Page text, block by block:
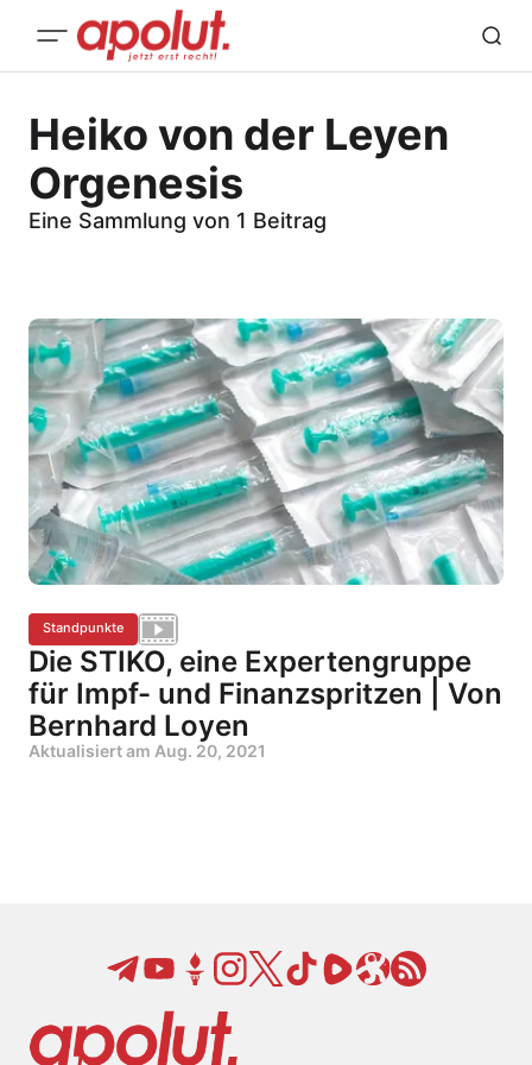
Heiko von der Leyen
Orgenesis
Eine Sammlung von 1 Beitrag
Standpunkte
Die STIKO, eine Expertengruppe
für Impf- und Finanzspritzen | Von
Bernhard Loyen
Aktualisiert am Aug. 20, 2021